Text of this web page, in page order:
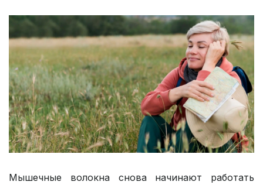
Мышечные волокна снова начинают работать